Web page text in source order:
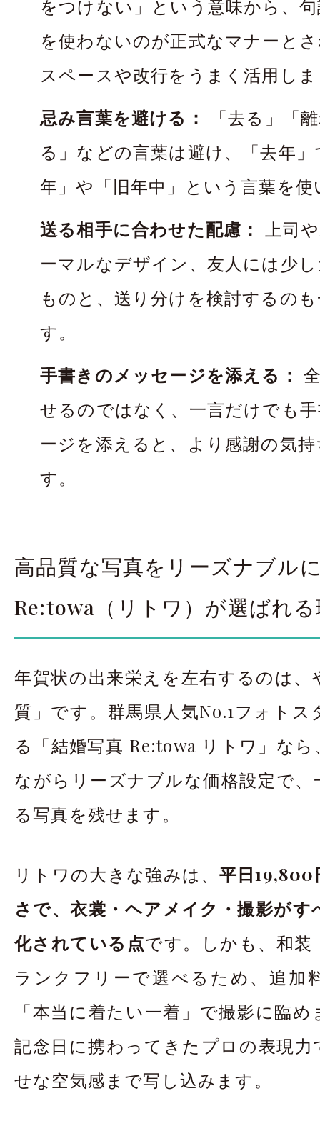
をつけない」という意味から、
を使わないのが正式なマナーと
スペースや改行をうまく活用し
忌み言葉を避ける：
「去る」「
る」などの言葉は避け、「去年
年」や「旧年中」という言葉を
送る相手に合わせた配慮：
上司
ーマルなデザイン、友人には少
ものと、送り分けを検討するの
す。
手書きのメッセージを添える：
せるのではなく、一言だけでも
ージを添えると、より感謝の気
す。
高品質な写真をリーズナブル
Re:towa（リトワ）が選ばれ
年賀状の出来栄えを左右するのは、
質」です。群馬県人気No.1フォト
る「結婚写真 Re:towa リトワ」な
ながらリーズナブルな価格設定で、
る写真を残せます。
リトワの大きな強みは、 平日19,800
さで、衣裳・ヘアメイク・撮影が
化されている点です。しかも、和装
ランクフリーで選べるため、追加
「本当に着たい一着」で撮影に臨
記念日に携わってきたプロの表現力
せな空気感まで写し込みます。